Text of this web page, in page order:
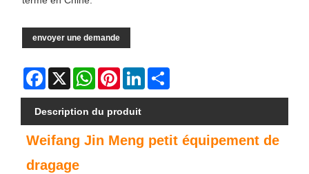
envoyer une demande
Facebook
X WhatsAppPinterestLinkedIn
Description du produit
Weifang Jin Meng petit équipement de
dragage